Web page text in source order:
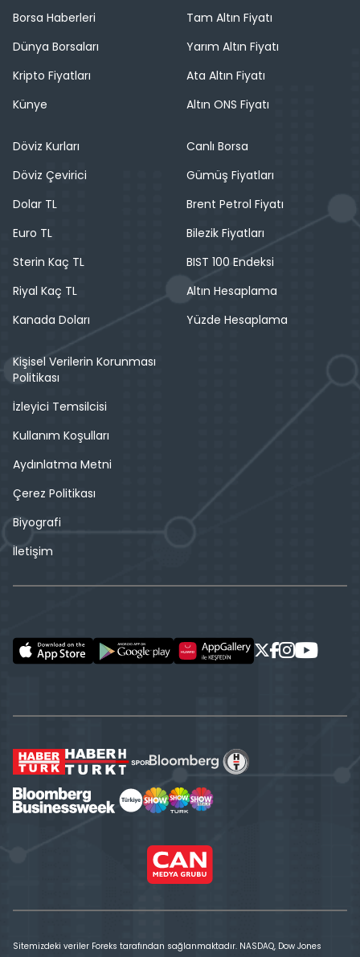
Borsa Haberleri
Dünya Borsaları
Kripto Fiyatları
Künye
Tam Altın Fiyatı
Yarım Altın Fiyatı
Ata Altın Fiyatı
Altın ONS Fiyatı
Döviz Kurları
Döviz Çevirici
Dolar TL
Euro TL
Sterin Kaç TL
Riyal Kaç TL
Kanada Doları
Canlı Borsa
Gümüş Fiyatları
Brent Petrol Fiyatı
Bilezik Fiyatları
BIST 100 Endeksi
Altın Hesaplama
Yüzde Hesaplama
Kişisel Verilerin Korunması
Politikası
İzleyici Temsilcisi
Kullanım Koşulları
Aydınlatma Metni
Çerez Politikası
Biyografi
İletişim
Sitemizdeki veriler Foreks tarafından sağlanmaktadır. NASDAQ, Dow Jones